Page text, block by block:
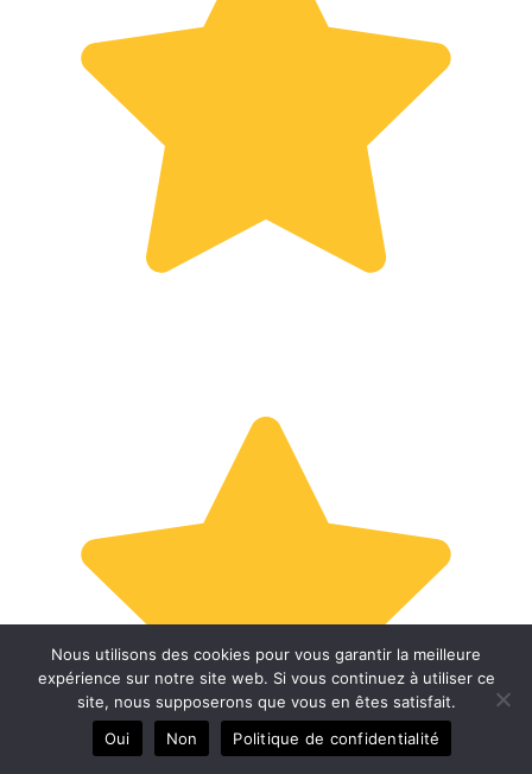
Nous utilisons des cookies pour vous garantir la meilleure
expérience sur notre site web. Si vous continuez à utiliser ce
site, nous supposerons que vous en êtes satisfait.
Oui
Non Politique de confidentialité